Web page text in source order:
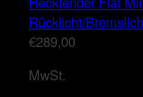
Rücklicht/
€289,00
MwSt.